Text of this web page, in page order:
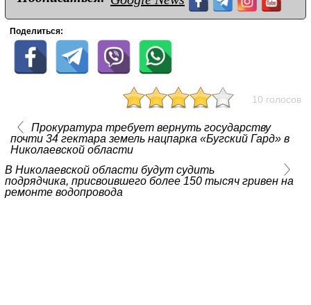
Поделиться:
10 голосов
Прокуратура требует вернуть государству
почти 34 гектара земель нацпарка «Бугский Гард» в
Николаевской области
В Николаевской области будут судить
подрядчика, присвоившего более 150 тысяч гривен на
ремонте водопровода